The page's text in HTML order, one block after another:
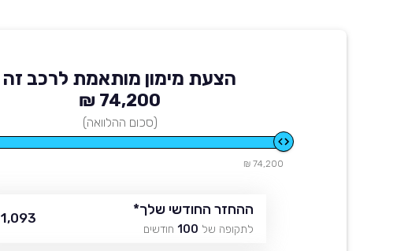
הצעת מימון מותאמת לרכב זה
74,200 ₪
(סכום ההלוואה)
74,200 ₪
ההחזר החודשי שלך*
לתקופה של 100 חודשים
1,093 ₪